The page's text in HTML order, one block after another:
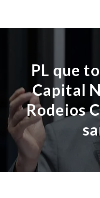
PL que
Capital
Rodeios